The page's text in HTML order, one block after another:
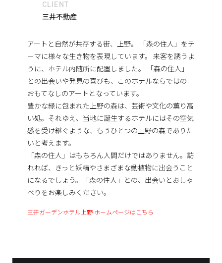
CLIENT
三井不動産
アートと自然が共存する街、上野。 「森の住人」をテ
ーマに様々な生き物を表現しています。 来客を誘うよ
うに、ホテル内随所に配置しました。 「森の住人」
との出会いや発見の喜びも、このホテルならではの
おもてなしのアートとなっています。
豊かな緑に包まれた上野の森は、芸術や文化の薫り高
い処。それゆえ、当地に誕生するホテルにはその空気
感を受け継ぐような、もうひとつの上野の森でありた
いと考えます。
「森の住人」はもちろん人間だけではありません。訪
れれば、きっと妖精やさまざまな動植物に出会うこと
になるでしょう。「森の住人」との、出会いとおしゃ
べりをお楽しみください。
三井ガーデンホテル上野 ホームページはこちら